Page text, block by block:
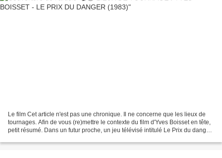
Le film Cet article n'est pas une chronique. Il ne concerne que les lieux de
tournages. Afin de vous (re)mettre le contexte du film d'Yves Boisset en tête,
petit résumé. Dans un futur proche, un jeu télévisé intitulé Le Prix du danger